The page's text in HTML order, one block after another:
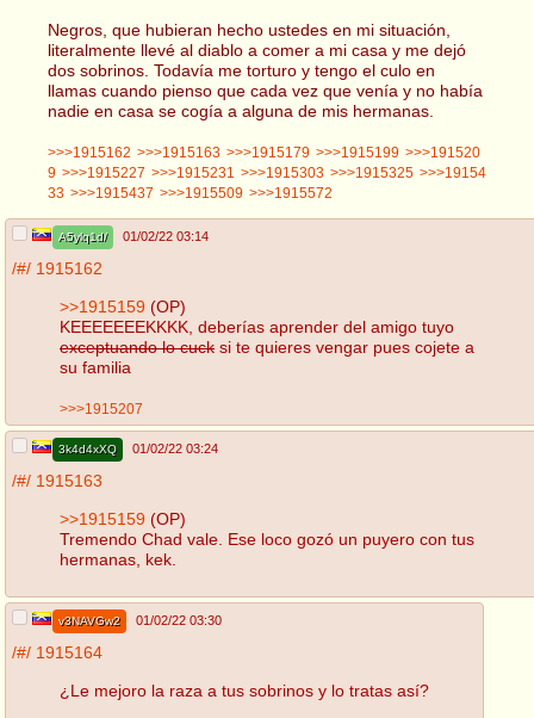
Negros, que hubieran hecho ustedes en mi situación,
literalmente llevé al diablo a comer a mi casa y me dejó
dos sobrinos. Todavía me torturo y tengo el culo en
llamas cuando pienso que cada vez que venía y no había
nadie en casa se cogía a alguna de mis hermanas.
>>>1915162 >>>1915163 >>>1915179 >>>1915199 >>>191520
9 >>>1915227 >>>1915231 >>>1915303 >>>1915325 >>>19154
33 >>>1915437 >>>1915509 >>>1915572
A5ylq1d/ 01/02/22 03:14
/#/ 1915162
>>1915159 (OP)
KEEEEEEEKKKK, deberías aprender del amigo tuyo
exceptuando lo cuck si te quieres vengar pues cojete a
su familia
>>>1915207
3k4d4xXQ 01/02/22 03:24
/#/ 1915163
>>1915159 (OP)
Tremendo Chad vale. Ese loco gozó un puyero con tus
hermanas, kek.
v3NAVGw2 01/02/22 03:30
/#/ 1915164
¿Le mejoro la raza a tus sobrinos y lo tratas así?